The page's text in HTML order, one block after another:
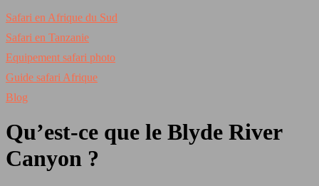
Safari en Afrique du Sud
Safari en Tanzanie
Equipement safari photo
Guide safari Afrique
Blog
Qu’est-ce que le Blyde River
Canyon ?